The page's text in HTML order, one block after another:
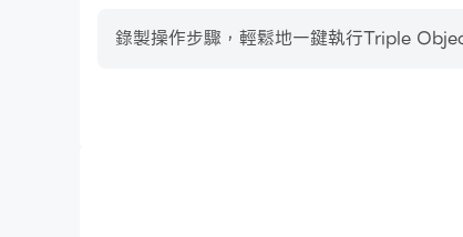
✨怎麼玩：
◈只需點擊即可將對象放入欄中。將收集三個
錄製操作步驟，輕鬆地一鍵執行Triple